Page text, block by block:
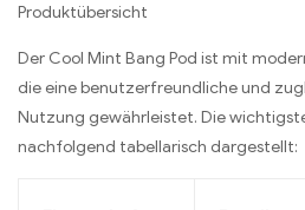
Produktübersicht
Der Cool Mint Bang Pod ist mit
die eine benutzerfreundliche und
Nutzung gewährleistet. Die
nachfolgend tabellarisch dargestellt: